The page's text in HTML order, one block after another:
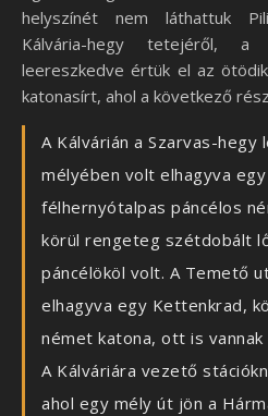
helyszínét nem láthattuk
Kálvária-hegy tetejéről, a
leereszkedve értük el az
katonasírt, ahol a következő
A Kálvárián a Szarvas-
mélyében volt elhagyva
félhernyótalpas páncélos
körül rengeteg szétdobált
páncélököl volt. A Temető
elhagyva egy Kettenkrad,
német katona, ott is
A Kálváriára vezető
ahol egy mély út jön a